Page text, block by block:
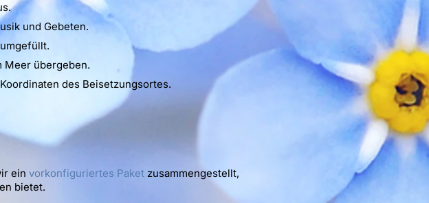
und Gebeten.
Meer übergeben.
des Beisetzungsortes.
ein vorkonfiguriertes Paket zusammengestellt,
bietet.